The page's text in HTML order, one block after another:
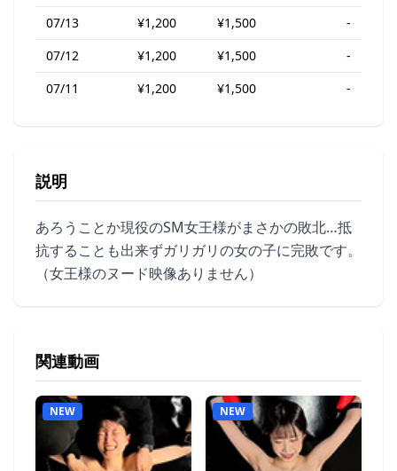
07/13
¥1,200 ¥1,500
-
07/12
¥1,200 ¥1,500
-
07/11
¥1,200 ¥1,500 -
説明
あろうことか現役のSM女王様がまさかの敗北…抵
抗することも出来ずガリガリの女の子に完敗です。
（女王様のヌード映像ありません）
関連動画
NEW NEW